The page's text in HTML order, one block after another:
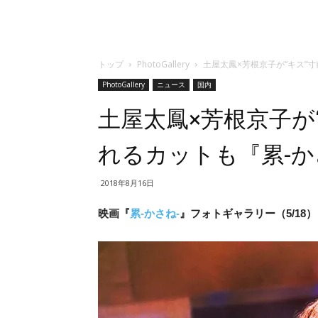
トップ PhotoGallery 土屋太鳳×芳根京子が“キス”
PhotoGallery ニュース 国内
土屋太鳳×芳根京子が
れるカットも『累-
2018年8月16日
映画『累-かさね- 』フォトギャラリー（5/18）